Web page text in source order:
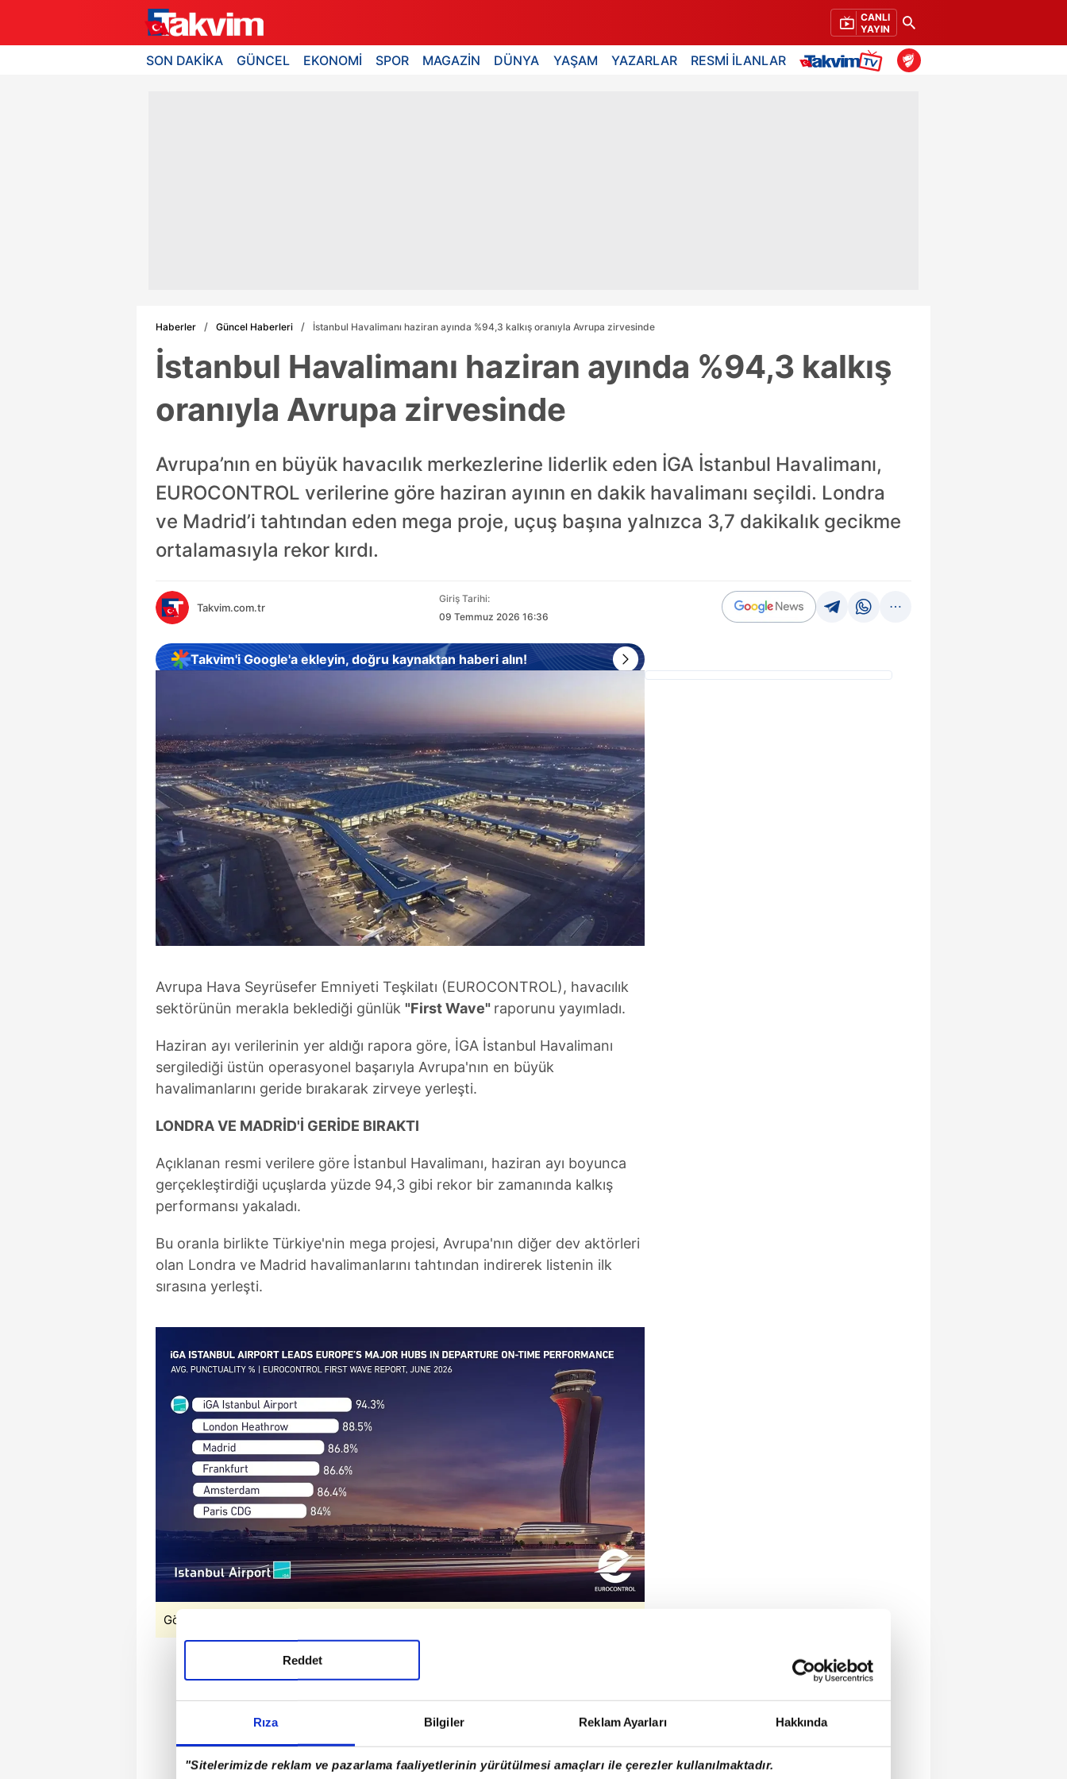
Rıza Bilgiler Reklam Ayarları Hakkında
"Sitelerimizde reklam ve pazarlama faaliyetlerinin yürütülmesi amaçları ile çerezler kullanılmaktadır.
Reddet
CANLI
YAYIN
SON DAKİKA GÜNCEL EKONOMİ SPOR MAGAZİN DÜNYA YAŞAM YAZARLAR RESMİ İLANLAR
Haberler Güncel Haberleri İstanbul Havalimanı haziran ayında %94,3 kalkış oranıyla Avrupa zirvesinde
İstanbul Havalimanı haziran ayında %94,3 kalkış
oranıyla Avrupa zirvesinde
Avrupa’nın en büyük havacılık merkezlerine liderlik eden İGA İstanbul Havalimanı,
EUROCONTROL verilerine göre haziran ayının en dakik havalimanı seçildi. Londra
ve Madrid’i tahtından eden mega proje, uçuş başına yalnızca 3,7 dakikalık gecikme
ortalamasıyla rekor kırdı.
Takvim.com.tr
Giriş Tarihi:
09 Temmuz 2026 16:36
Takvim'i Google'a ekleyin, doğru kaynaktan haberi alın!
Avrupa Hava Seyrüsefer Emniyeti Teşkilatı (EUROCONTROL), havacılık
sektörünün merakla beklediği günlük "First Wave" raporunu yayımladı.
Haziran ayı verilerinin yer aldığı rapora göre, İGA İstanbul Havalimanı
sergilediği üstün operasyonel başarıyla Avrupa'nın en büyük
havalimanlarını geride bırakarak zirveye yerleşti.
LONDRA VE MADRİD'İ GERİDE BIRAKTI
Açıklanan resmi verilere göre İstanbul Havalimanı, haziran ayı boyunca
gerçekleştirdiği uçuşlarda yüzde 94,3 gibi rekor bir zamanında kalkış
performansı yakaladı.
Bu oranla birlikte Türkiye'nin mega projesi, Avrupa'nın diğer dev aktörleri
olan Londra ve Madrid havalimanlarını tahtından indirerek listenin ilk
sırasına yerleşti.
Görsel: DHA